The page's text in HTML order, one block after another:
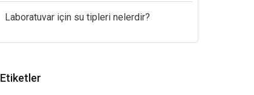
Laboratuvar için su tipleri nelerdir?
Etiketler